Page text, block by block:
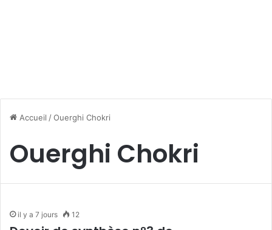
Accueil /Ouerghi Chokri
Ouerghi Chokri
il y a 7 jours 12